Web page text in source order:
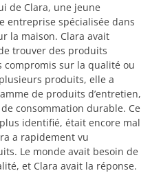
de Clara, une jeune
entreprise spécialisée dans
la maison. Clara avait
trouver des produits
compromis sur la qualité ou
produits, elle a
de produits d’entretien,
consommation durable. Ce
identifié, était encore mal
a rapidement vu
Le monde avait besoin de
et Clara avait la réponse.